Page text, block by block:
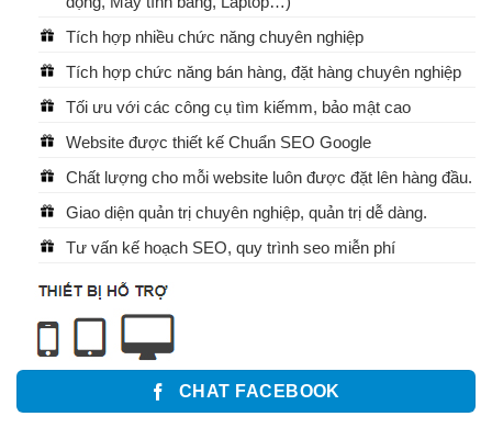
Tích hợp nhiều chức năng chuyên nghiệp
Tích hợp chức năng bán hàng, đặt hàng chuyên nghiệp
Tối ưu với các công cụ tìm kiếmm, bảo mật cao
Website được thiết kế Chuẩn SEO Google
Chất lượng cho mỗi website luôn được đặt lên hàng đầu.
Giao diện quản trị chuyên nghiệp, quản trị dễ dàng.
Tư vấn kế hoạch SEO, quy trình seo miễn phí
CHAT FACEBOOK